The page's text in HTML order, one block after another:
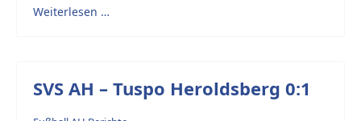
Weiterlesen …
SVS AH – Tuspo Heroldsberg 0:1